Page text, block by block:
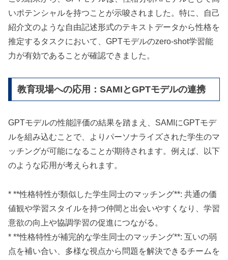
いポテンシャルを持つことが示唆されました。特に、自己
紹介文のような自由記述形式のテキストデータから性格を
推定するタスクにおいて、GPTモデルのzero-shot学習能
力が有効であることが確認できました。
教育現場への応用：SAMIとGPTモデルの連携
GPTモデルの性能評価の結果を踏まえ、SAMIにGPTモデ
ルを組み込むことで、よりパーソナライズされた学生のマ
ッチングが可能になることが期待されます。例えば、以下
のような応用が考えられます。
* **性格特性が類似した学生同士のマッチング**: 共通の価
値観や学習スタイルを持つ仲間と出会いやすくなり、学習
意欲の向上や協調学習の促進につながる。
* **性格特性が補完的な学生同士のマッチング**: 互いの弱
点を補い合い、多様な視点から問題を解決できるチームを